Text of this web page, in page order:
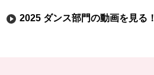
2025 ダンス部門の動画を見る！